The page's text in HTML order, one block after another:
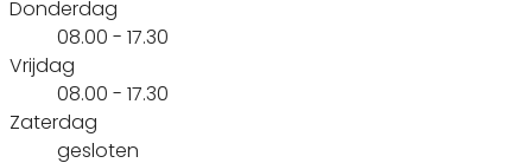
Donderdag
08.00 - 17.30
Vrijdag
08.00 - 17.30
Zaterdag
gesloten